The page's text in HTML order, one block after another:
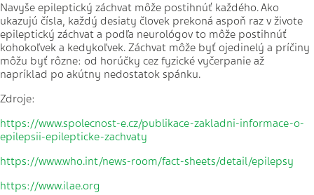
Navyše epileptický záchvat môže postihnúť každého. Ako
ukazujú čísla, každý desiaty človek prekoná aspoň raz v živote
epileptický záchvat a podľa neurológov to môže postihnúť
kohokoľvek a kedykoľvek. Záchvat môže byť ojedinelý a príčiny
môžu byť rôzne: od horúčky cez fyzické vyčerpanie až
napríklad po akútny nedostatok spánku.
Zdroje:
https://www.spolecnost-e.cz/publikace-zakladni-informace-o-
epilepsii-epilepticke-zachvaty
https://www.who.int/news-room/fact-sheets/detail/epilepsy
https://www.ilae.org